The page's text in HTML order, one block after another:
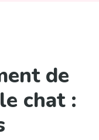
de
chat :